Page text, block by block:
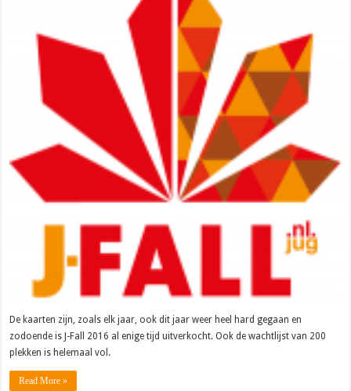
De kaarten zijn, zoals elk jaar, ook dit jaar weer heel hard gegaan en
zodoende is J-Fall 2016 al enige tijd uitverkocht. Ook de wachtlijst van 200
plekken is helemaal vol.
Read More »